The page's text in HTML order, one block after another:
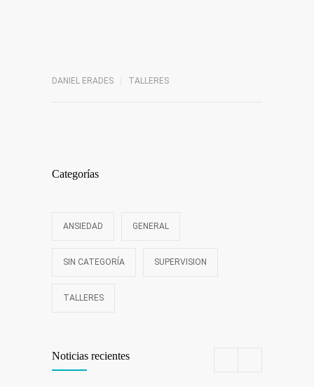
DANIEL ERADES TALLERES
Categorías
ANSIEDAD GENERAL
SIN CATEGORÍA SUPERVISION
TALLERES
Noticias recientes